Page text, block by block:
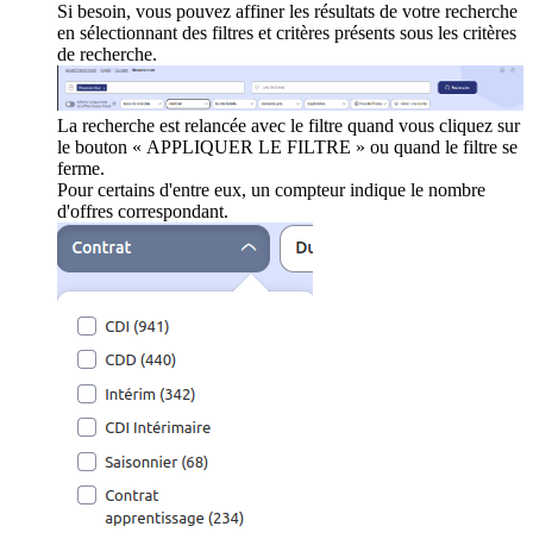
Si besoin, vous pouvez affiner les résultats de votre recherche
en sélectionnant des filtres et critères présents sous les critères
de recherche.
La recherche est relancée avec le filtre quand vous cliquez sur
le bouton « APPLIQUER LE FILTRE » ou quand le filtre se
ferme.
Pour certains d'entre eux, un compteur indique le nombre
d'offres correspondant.